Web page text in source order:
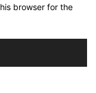
browser for the